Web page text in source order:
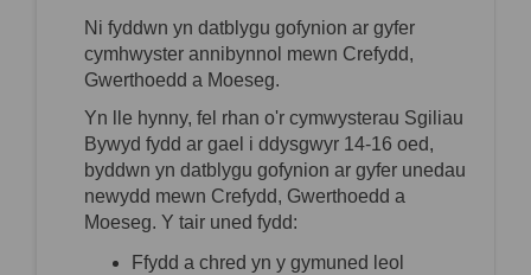
Ni fyddwn yn datblygu gofynion ar gyfer
cymhwyster annibynnol mewn Crefydd,
Gwerthoedd a Moeseg.
Yn lle hynny, fel rhan o'r cymwysterau Sgiliau
Bywyd fydd ar gael i ddysgwyr 14-16 oed,
byddwn yn datblygu gofynion ar gyfer unedau
newydd mewn Crefydd, Gwerthoedd a
Moeseg. Y tair uned fydd:
Ffydd a chred yn y gymuned leol